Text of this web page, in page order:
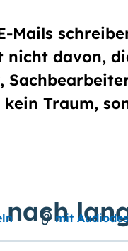
Mails
davon,
Traum,
mit